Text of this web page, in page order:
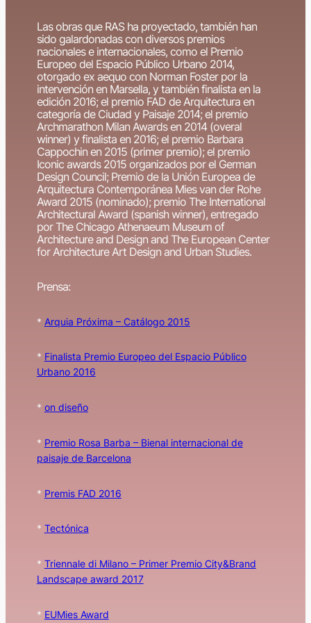
Las obras que RAS ha proyectado, también han
sido galardonadas con diversos premios
nacionales e internacionales, como el Premio
Europeo del Espacio Público Urbano 2014,
otorgado ex aequo con Norman Foster por la
intervención en Marsella, y también finalista en la
edición 2016; el premio FAD de Arquitectura en
categoría de Ciudad y Paisaje 2014; el premio
Archmarathon Milan Awards en 2014 (overal
winner) y finalista en 2016; el premio Barbara
Cappochin en 2015 (primer premio); el premio
Iconic awards 2015 organizados por el German
Design Council; Premio de la Unión Europea de
Arquitectura Contemporánea Mies van der Rohe
Award 2015 (nominado); premio The International
Architectural Award (spanish winner), entregado
por The Chicago Athenaeum Museum of
Architecture and Design and The European Center
for Architecture Art Design and Urban Studies.
Prensa:
* Arquia Próxima – Catálogo 2015
* Finalista Premio Europeo del Espacio Público
Urbano 2016
* on diseño
* Premio Rosa Barba – Bienal internacional de
paisaje de Barcelona
* Premis FAD 2016
* Tectónica
* Triennale di Milano – Primer Premio City&Brand
Landscape award 2017
* EUMies Award